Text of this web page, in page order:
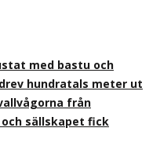
med bastu och
hundratals meter ut
från
sällskapet fick